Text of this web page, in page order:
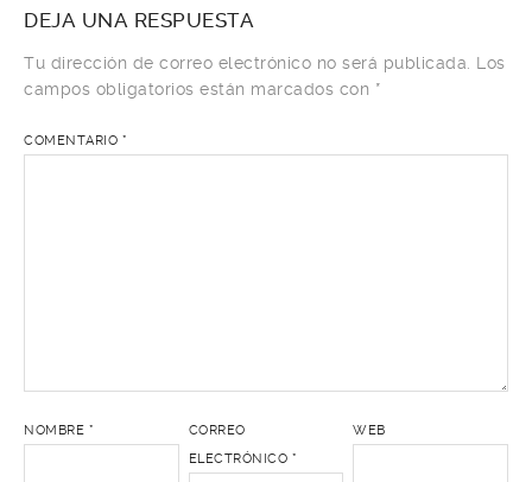
DEJA UNA RESPUESTA
Tu dirección de correo electrónico no será publicada.
Los
campos obligatorios están marcados con *
COMENTARIO *
NOMBRE *
CORREO
ELECTRÓNICO *
WEB